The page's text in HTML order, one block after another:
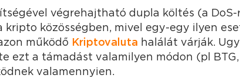
végrehajtható dupla költés (a
közösségben, mivel egy-egy ilyen
működő Kriptovaluta halálát várják.
ezt a támadást valamilyen módon (pl BTG,
valamennyien.